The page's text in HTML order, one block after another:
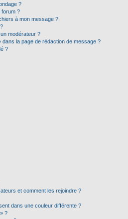
?
forum ?
à mon message ?
modérateur ?
la page de rédaction de message ?
?
et comment les rejoindre ?
dans une couleur différente ?
?